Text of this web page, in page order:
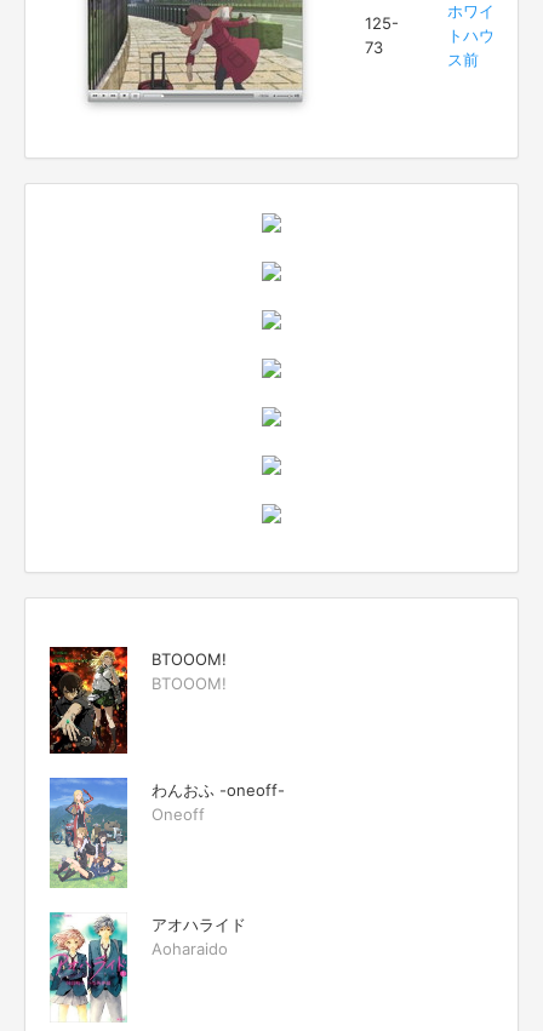
125-
73
ホワイ
トハウ
ス前
BTOOOM!
BTOOOM!
わんおふ -oneoff-
Oneoff
アオハライド
Aoharaido